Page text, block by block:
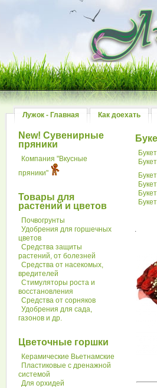
Лужок - Главная Как доехать
New! Сувенирные
пряники
Компания "Вкусные
пряники"
Товары для
растений и цветов
Почвогрунты
Удобрения для горшечных
цветов
Средства защиты
растений, от болезней
Средства от насекомых,
вредителей
Стимуляторы роста и
восстановления
Средства от сорняков
Удобрения для сада,
газонов и др.
Цветочные горшки
Керамические Вьетнамские
Пластиковые с дренажной
системой
Для орхидей
.